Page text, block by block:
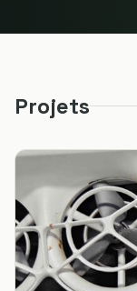
Projets